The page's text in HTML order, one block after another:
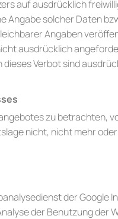
auf ausdrücklich
Angabe solcher Daten
Angaben
ausdrücklich
Verbot sind
zu betrachten,
nicht, nicht mehr
der
der Benutzung